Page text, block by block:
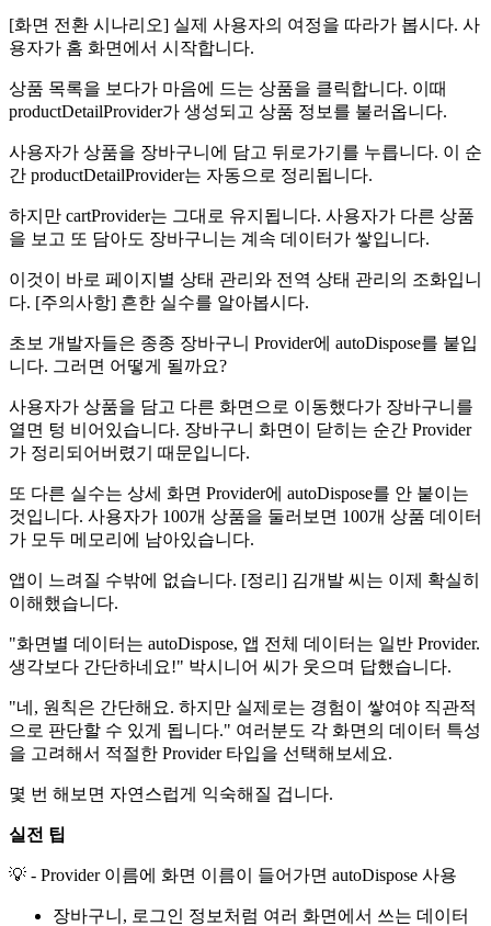
[화면 전환 시나리오] 실제 사용자의 여정을 따라가 봅시다. 사
용자가 홈 화면에서 시작합니다.
상품 목록을 보다가 마음에 드는 상품을 클릭합니다. 이때
productDetailProvider가 생성되고 상품 정보를 불러옵니다.
사용자가 상품을 장바구니에 담고 뒤로가기를 누릅니다. 이 순
간 productDetailProvider는 자동으로 정리됩니다.
하지만 cartProvider는 그대로 유지됩니다. 사용자가 다른 상품
을 보고 또 담아도 장바구니는 계속 데이터가 쌓입니다.
이것이 바로 페이지별 상태 관리와 전역 상태 관리의 조화입니
다. [주의사항] 흔한 실수를 알아봅시다.
초보 개발자들은 종종 장바구니 Provider에 autoDispose를 붙입
니다. 그러면 어떻게 될까요?
사용자가 상품을 담고 다른 화면으로 이동했다가 장바구니를
열면 텅 비어있습니다. 장바구니 화면이 닫히는 순간 Provider
가 정리되어버렸기 때문입니다.
또 다른 실수는 상세 화면 Provider에 autoDispose를 안 붙이는
것입니다. 사용자가 100개 상품을 둘러보면 100개 상품 데이터
가 모두 메모리에 남아있습니다.
앱이 느려질 수밖에 없습니다. [정리] 김개발 씨는 이제 확실히
이해했습니다.
"화면별 데이터는 autoDispose, 앱 전체 데이터는 일반 Provider.
생각보다 간단하네요!" 박시니어 씨가 웃으며 답했습니다.
"네, 원칙은 간단해요. 하지만 실제로는 경험이 쌓여야 직관적
으로 판단할 수 있게 됩니다." 여러분도 각 화면의 데이터 특성
을 고려해서 적절한 Provider 타입을 선택해보세요.
몇 번 해보면 자연스럽게 익숙해질 겁니다.
실전 팁
💡 - Provider 이름에 화면 이름이 들어가면 autoDispose 사용
장바구니, 로그인 정보처럼 여러 화면에서 쓰는 데이터